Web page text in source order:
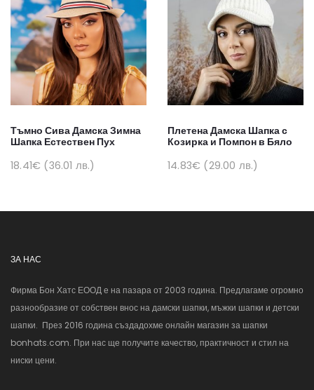
Тъмно Сива Дамска Зимна
Шапка Естествен Пух
18.41€ (36.01 лв.)
Плетена Дамска Шапка с
Козирка и Помпон в Бяло
14.83€ (29.00 лв.)
ЗА НАС
Фирма Бон Хатс ЕООД е на пазара от 2003 година. Предлагаме огромно
разнообразие от собствен внос на дамски шапки, мъжки шапки и детски
шапки. През 2016 година създадохме онлайн магазин за шапки
bonhats.com. При нас ще получите качество, практичност и стил на
ниски цени.